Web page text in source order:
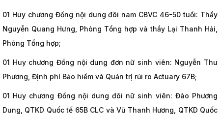
01 Huy chương Đồng nội dung đôi nam CBVC 46-50 tuổi: Thầy
Nguyễn Quang Hưng, Phòng Tổng hợp và thầy Lại Thanh Hải,
Phòng Tổng hợp;
01 Huy chương Đồng nội dung đơn nữ sinh viên: Nguyễn Thu
Phương, Định phí Bảo hiểm và Quản trị rủi ro Actuary 67B;
01 Huy chương Đồng nội dung đôi nữ sinh viên: Đào Phương
Dung, QTKD Quốc tế 65B CLC và Vũ Thanh Hương, QTKD Quốc